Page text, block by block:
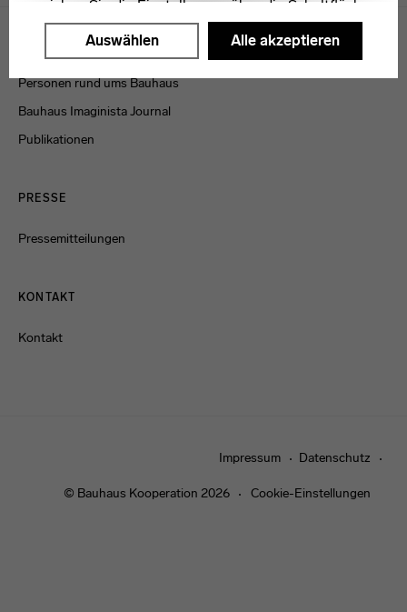
erreichen Sie die Einstellungen über die Schaltfläche
"Auswählen".
Auswählen Alle akzeptieren
Menulinks
VERÖFFENTLICHUNGEN
Personen rund ums Bauhaus
Bauhaus Imaginista Journal
Publikationen
PRESSE
Pressemitteilungen
KONTAKT
Kontakt
Impressum Datenschutz
© Bauhaus Kooperation 2026 Cookie-Einstellungen